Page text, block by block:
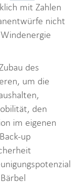
mit Zahlen
nicht
des
um die
den
im eigenen
up